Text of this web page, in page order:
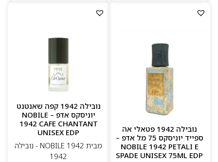
נובילה 1942 פטאלי אה
ספייד יוניסקס 75 מל אדפ –
NOBILE 1942 PETALI E
SPADE UNISEX 75ML EDP
נובילה 1942 קפה שאנטנט
יוניסקס אדפ – NOBILE
1942 CAFE CHANTANT
UNISEX EDP
מבית NOBILE 1942 - נובילה
1942